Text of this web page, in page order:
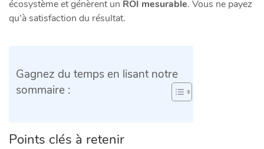
écosystème et génèrent un ROI mesurable. Vous ne payez
qu’à satisfaction du résultat.
Gagnez du temps en lisant notre
sommaire :
Points clés à retenir